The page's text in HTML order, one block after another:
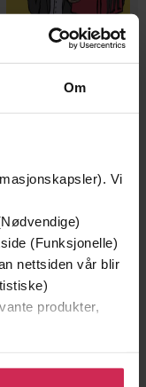
Om
Vi
(Funksjonelle)
nettsiden vår blir
produkter,
til å
EBOK
the presenters
Richard